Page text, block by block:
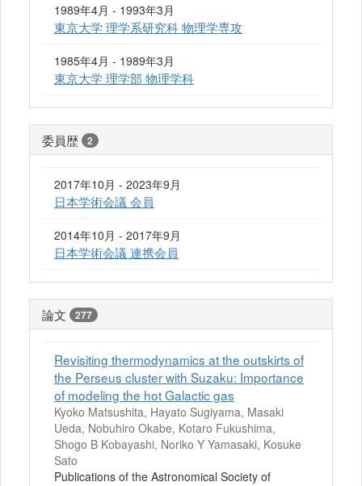
1989年4月 - 1993年3月
東京大学 理学系研究科 物理学専攻
1985年4月 - 1989年3月
東京大学 理学部 物理学科
委員歴 2
2017年10月 - 2023年9月
日本学術会議 会員
2014年10月 - 2017年9月
日本学術会議 連携会員
論文 277
Revisiting thermodynamics at the outskirts of
the Perseus cluster with Suzaku: Importance
of modeling the hot Galactic gas
Kyoko Matsushita, Hayato Sugiyama, Masaki
Ueda, Nobuhiro Okabe, Kotaro Fukushima,
Shogo B Kobayashi, Noriko Y Yamasaki, Kosuke
Sato
Publications of the Astronomical Society of